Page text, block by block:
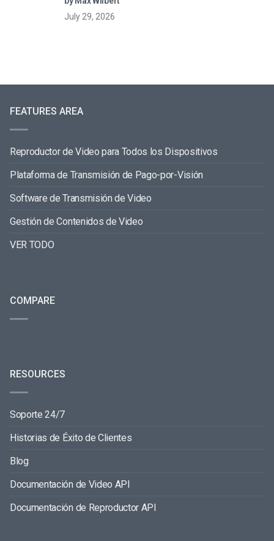
July 29, 2026
FEATURES AREA
Reproductor de Video para Todos los Dispositivos
Plataforma de Transmisión de Pago-por-Visión
Software de Transmisión de Video
Gestión de Contenidos de Video
VER TODO
COMPARE
RESOURCES
Soporte 24/7
Historias de Éxito de Clientes
Blog
Documentación de Video API
Documentación de Reproductor API